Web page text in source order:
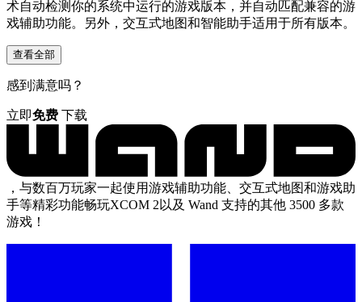
术自动检测你的系统中运行的游戏版本，并自动匹配兼容的游
戏辅助功能。另外，交互式地图和智能助手适用于所有版本。
查看全部
感到满意吗？
立即免费 下载
，与数百万玩家一起使用游戏辅助功能、交互式地图和游戏助
手等精彩功能畅玩XCOM 2以及 Wand 支持的其他 3500 多款
游戏！